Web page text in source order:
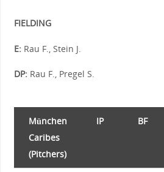
FIELDING
E:Rau F., Stein J.
DP:Rau F., Pregel S.
München
Caribes
(Pitchers)
IP BF